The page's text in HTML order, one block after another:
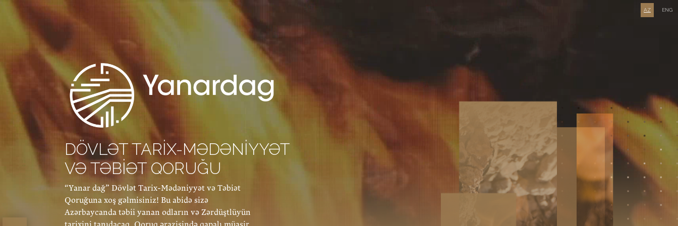
AZ ENG
DÖVLƏT TARIX-MƏDƏNIYYƏT
VƏ TƏBIƏT QORUĞU
“Yanar dağ” Dövlət Tarix-Mədəniyyət və Təbiət
Qoruğuna xoş gəlmisiniz! Bu abidə sizə
Azərbaycanda təbii yanan odların və Zərdüştlüyün